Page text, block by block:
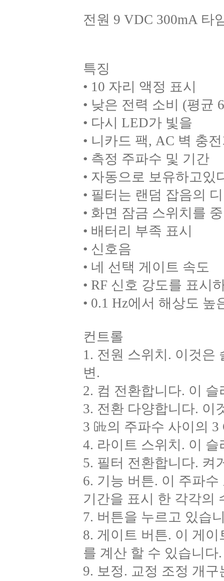
전원 9 VDC 300mA 타
특징
• 10 자리 액정 표시
• 낮은 전력 소비 (평균
• 다시 LED가 빛을
• 니카드 팩, AC 벽 충
• 측정 주파수 및 기간
• 자동으로 보유하고
• 필터는 랜덤 잡음의
• 화면 잠금 스위치를
• 배터리 부족 표시
• 신호음
• 네 선택 게이트 속도
• RF 신호 강도를 표시
• 0.1 Hz에서 해상도
컨트롤
1. 전원 스위치. 이것은
변.
2. 컴 전환합니다. 이
3. 전환 다양합니다. 이
3 ㎓의 주파수 사이의
4. 라이트 스위치. 이
5. 필터 전환합니다. 켜
6. 기능 버튼. 이 주파
기간을 표시 한 각각의
7. 버튼을 누르고 있습
8. 게이트 버튼. 이 게
를 계산 할 수 있습니다.
9. 보정. 교정 조정 개